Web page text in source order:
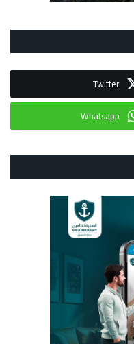
Twitter
Whatsapp